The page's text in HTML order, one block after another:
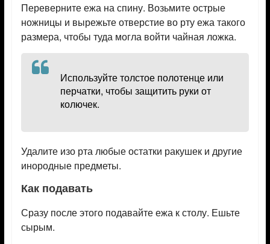
Переверните ежа на спину. Возьмите острые
ножницы и вырежьте отверстие во рту ежа такого
размера, чтобы туда могла войти чайная ложка.
Используйте толстое полотенце или
перчатки, чтобы защитить руки от
колючек.
Удалите изо рта любые остатки ракушек и другие
инородные предметы.
Как подавать
Сразу после этого подавайте ежа к столу. Ешьте
сырым.